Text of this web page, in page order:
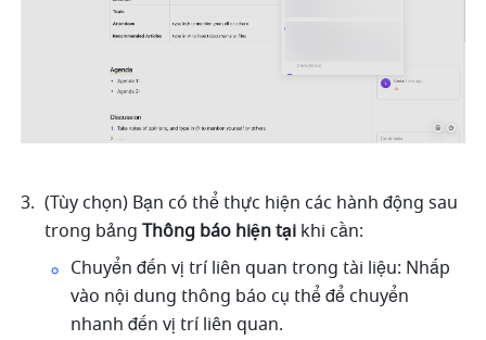
(Tùy chọn) Bạn có thể thực hiện các hành động sau
trong bảng Thông báo hiện tại khi cần:
Chuyển đến vị trí liên quan trong tài liệu: Nhấp
vào nội dung thông báo cụ thể để chuyển
nhanh đến vị trí liên quan.